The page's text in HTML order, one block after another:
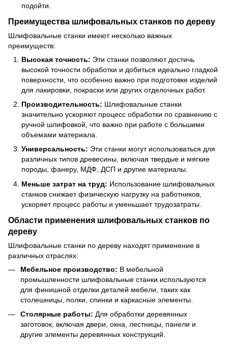
подойти.
Преимущества шлифовальных станков по дереву
Шлифовальные станки имеют несколько важных
преимуществ:
Высокая точность: Эти станки позволяют достичь
высокой точности обработки и добиться идеально гладкой
поверхности, что особенно важно при подготовке изделий
для лакировки, покраски или других отделочных работ.
Производительность: Шлифовальные станки
значительно ускоряют процесс обработки по сравнению с
ручной шлифовкой, что важно при работе с большими
объемами материала.
Универсальность: Эти станки могут использоваться для
различных типов древесины, включая твердые и мягкие
породы, фанеру, МДФ, ДСП и другие материалы.
Меньше затрат на труд: Использование шлифовальных
станков снижает физическую нагрузку на работников,
ускоряет процесс работы и уменьшает трудозатраты.
Области применения шлифовальных станков по
дереву
Шлифовальные станки по дереву находят применение в
различных отраслях:
Мебельное производство: В мебельной
промышленности шлифовальные станки используются
для финишной отделки деталей мебели, таких как
столешницы, полки, спинки и каркасные элементы.
Столярные работы: Для обработки деревянных
заготовок, включая двери, окна, лестницы, панели и
другие элементы деревянных конструкций.